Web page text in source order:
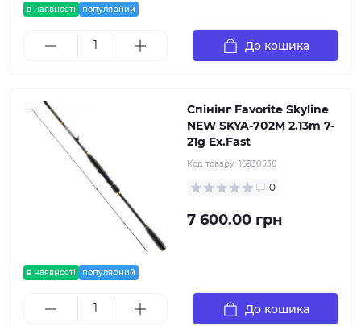
в наявності популярний
До кошика
в наявності популярний
Спінінг Favorite Skyline
NEW SKYA-702M 2.13m 7-
21g Ex.Fast
Код товару: 16930538
0
7 600.00 грн
До кошика